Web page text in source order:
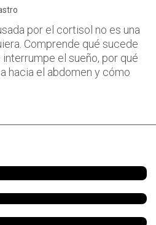
por el cortisol no es una
Comprende qué sucede
el sueño, por qué
hacia el abdomen y cómo